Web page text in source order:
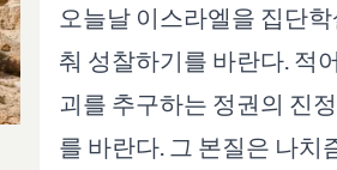
오늘날 이스라엘을 집단
춰 성찰하기를 바란다. 적
괴를 추구하는 정권의 진
를 바란다. 그 본질은 나치